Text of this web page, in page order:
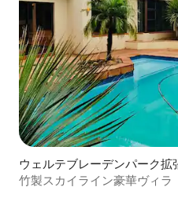
ウェルテブレーデンパーク拡
竹製スカイライン豪華ヴィラ